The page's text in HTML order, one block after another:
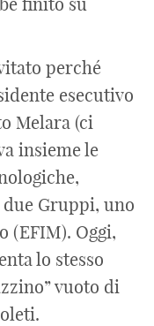
perché
esecutivo
Melara (ci
insieme le
Gruppi, uno
(EFIM). Oggi,
lo stesso
vuoto di